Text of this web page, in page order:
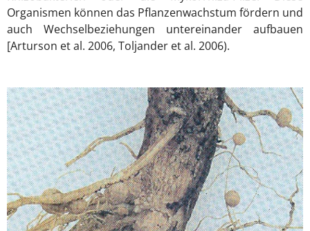
Organismen können das Pflanzenwachstum fördern und
auch Wechselbeziehungen untereinander aufbauen
[Arturson et al. 2006, Toljander et al. 2006).